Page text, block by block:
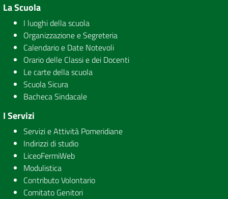
La Scuola
I luoghi della scuola
Organizzazione e Segreteria
Calendario e Date Notevoli
Orario delle Classi e dei Docenti
Le carte della scuola
Scuola Sicura
Bacheca Sindacale
I Servizi
Servizi e Attività Pomeridiane
Indirizzi di studio
LiceoFermiWeb
Modulistica
Contributo Volontario
Comitato Genitori